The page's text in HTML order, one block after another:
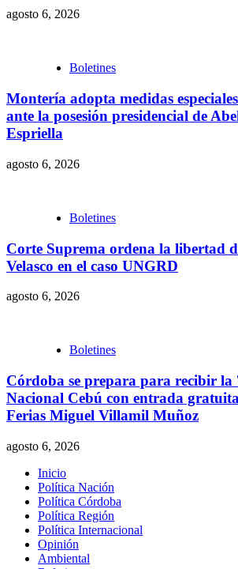
agosto 6, 2026
Boletines
Montería adopta medidas
ante la posesión presidencial de
Espriella
agosto 6, 2026
Boletines
Corte Suprema ordena la libertad
Velasco en el caso UNGRD
agosto 6, 2026
Boletines
Córdoba se prepara para recibir la
Nacional Cebú con entrada
Ferias Miguel Villamil Muñoz
agosto 6, 2026
Inicio
Política Nación
Política Córdoba
Política Región
Política Internacional
Opinión
Ambiental